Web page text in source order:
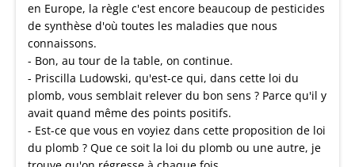
en Europe, la règle c'est encore beaucoup de pesticides
de synthèse d'où toutes les maladies que nous
connaissons.
- Bon, au tour de la table, on continue.
- Priscilla Ludowski, qu'est-ce qui, dans cette loi du
plomb, vous semblait relever du bon sens ? Parce qu'il y
avait quand même des points positifs.
- Est-ce que vous en voyiez dans cette proposition de loi
du plomb ? Que ce soit la loi du plomb ou une autre, je